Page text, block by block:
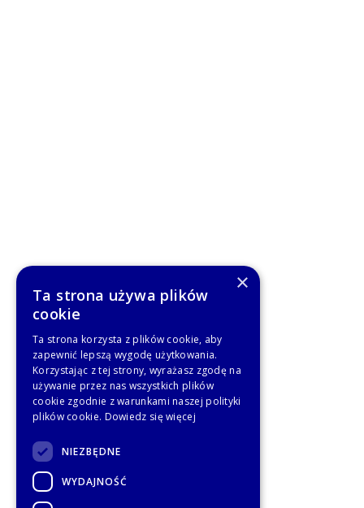
×
Ta strona używa plików
cookie
Ta strona korzysta z plików cookie, aby
zapewnić lepszą wygodę użytkowania.
Korzystając z tej strony, wyrażasz zgodę na
używanie przez nas wszystkich plików
cookie zgodnie z warunkami naszej polityki
plików cookie. Dowiedz się więcej
NIEZBĘDNE
WYDAJNOŚĆ